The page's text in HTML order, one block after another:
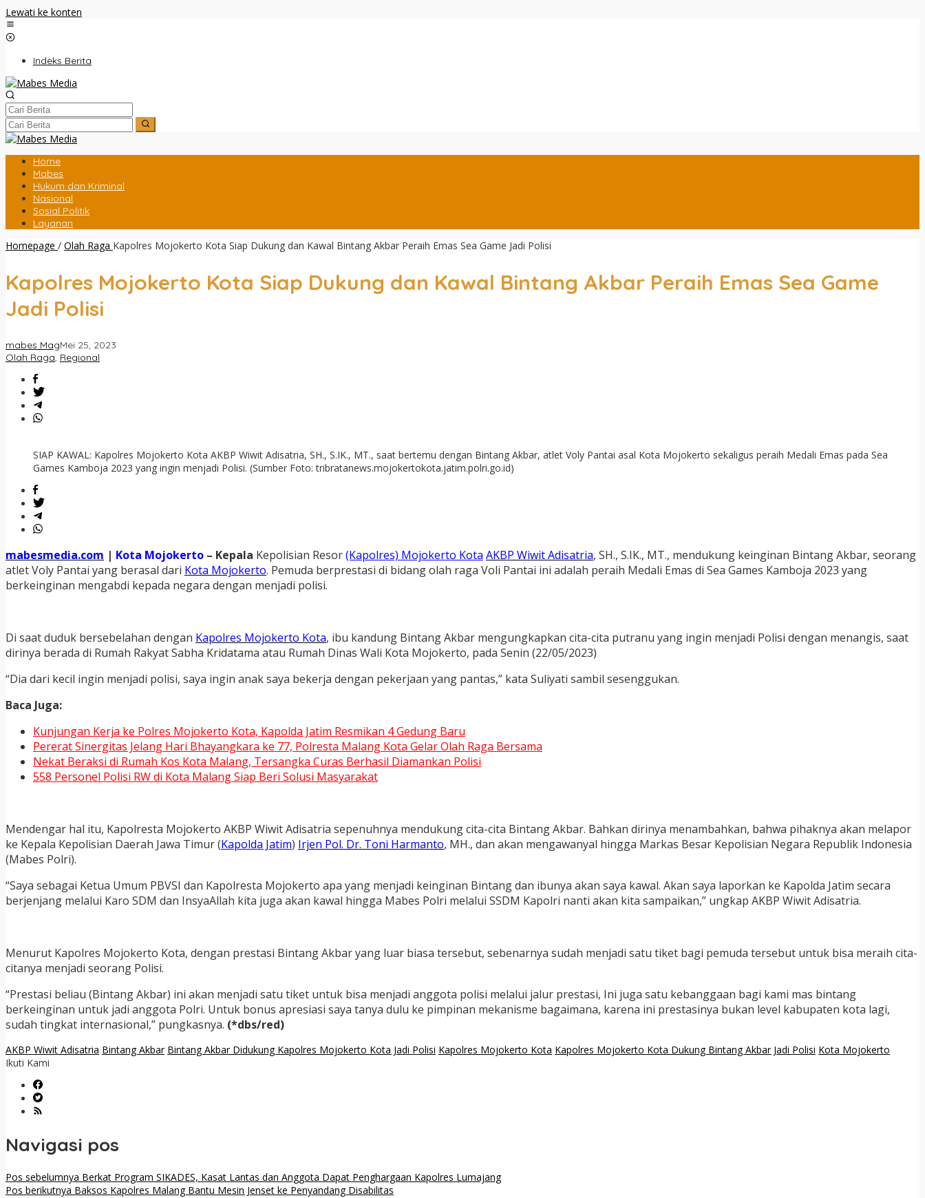
Lewati ke konten
Indeks Berita
Home
Mabes
Hukum dan Kriminal
Nasional
Sosial Politik
Layanan
Homepage / Olah Raga Kapolres Mojokerto Kota Siap Dukung dan Kawal Bintang Akbar Peraih Emas Sea Game Jadi Polisi
Kapolres Mojokerto Kota Siap Dukung dan Kawal Bintang Akbar Peraih Emas Sea Game
Jadi Polisi
mabes MagMei 25, 2023
Olah Raga, Regional
SIAP KAWAL: Kapolres Mojokerto Kota AKBP Wiwit Adisatria, SH., S.IK., MT., saat bertemu dengan Bintang Akbar, atlet Voly Pantai asal Kota Mojokerto sekaligus peraih Medali Emas pada Sea
Games Kamboja 2023 yang ingin menjadi Polisi. (Sumber Foto: tribratanews.mojokertokota.jatim.polri.go.id)
mabesmedia.com | Kota Mojokerto – Kepala Kepolisian Resor(Kapolres) Mojokerto Kota AKBP Wiwit Adisatria, SH., S.IK., MT., mendukung keinginan Bintang Akbar, seorang
atlet Voly Pantai yang berasal dari Kota Mojokerto. Pemuda berprestasi di bidang olah raga Voli Pantai ini adalah peraih Medali Emas di Sea Games Kamboja 2023 yang
berkeinginan mengabdi kepada negara dengan menjadi polisi.
Di saat duduk bersebelahan dengan Kapolres Mojokerto Kota, ibu kandung Bintang Akbar mengungkapkan cita-cita putranu yang ingin menjadi Polisi dengan menangis, saat
dirinya berada di Rumah Rakyat Sabha Kridatama atau Rumah Dinas Wali Kota Mojokerto, pada Senin (22/05/2023)
“Dia dari kecil ingin menjadi polisi, saya ingin anak saya bekerja dengan pekerjaan yang pantas,” kata Suliyati sambil sesenggukan.
Baca Juga:
Kunjungan Kerja ke Polres Mojokerto Kota, Kapolda Jatim Resmikan 4 Gedung Baru
Pererat Sinergitas Jelang Hari Bhayangkara ke 77, Polresta Malang Kota Gelar Olah Raga Bersama
Nekat Beraksi di Rumah Kos Kota Malang, Tersangka Curas Berhasil Diamankan Polisi
558 Personel Polisi RW di Kota Malang Siap Beri Solusi Masyarakat
Mendengar hal itu, Kapolresta Mojokerto AKBP Wiwit Adisatria sepenuhnya mendukung cita-cita Bintang Akbar. Bahkan dirinya menambahkan, bahwa pihaknya akan melapor
ke Kepala Kepolisian Daerah Jawa Timur (Kapolda Jatim) Irjen Pol. Dr. Toni Harmanto, MH., dan akan mengawanyal hingga Markas Besar Kepolisian Negara Republik Indonesia
(Mabes Polri).
“Saya sebagai Ketua Umum PBVSI dan Kapolresta Mojokerto apa yang menjadi keinginan Bintang dan ibunya akan saya kawal. Akan saya laporkan ke Kapolda Jatim secara
berjenjang melalui Karo SDM dan InsyaAllah kita juga akan kawal hingga Mabes Polri melalui SSDM Kapolri nanti akan kita sampaikan,” ungkap AKBP Wiwit Adisatria.
Menurut Kapolres Mojokerto Kota, dengan prestasi Bintang Akbar yang luar biasa tersebut, sebenarnya sudah menjadi satu tiket bagi pemuda tersebut untuk bisa meraih cita-
citanya menjadi seorang Polisi.
“Prestasi beliau (Bintang Akbar) ini akan menjadi satu tiket untuk bisa menjadi anggota polisi melalui jalur prestasi, Ini juga satu kebanggaan bagi kami mas bintang
berkeinginan untuk jadi anggota Polri. Untuk bonus apresiasi saya tanya dulu ke pimpinan mekanisme bagaimana, karena ini prestasinya bukan level kabupaten kota lagi,
sudah tingkat internasional,” pungkasnya. (*dbs/red)
AKBP Wiwit Adisatria Bintang Akbar Bintang Akbar Didukung Kapolres Mojokerto Kota Jadi Polisi Kapolres Mojokerto Kota Kapolres Mojokerto Kota Dukung Bintang Akbar Jadi Polisi Kota Mojokerto
Ikuti Kami
Navigasi pos
Pos sebelumnya Berkat Program SIKADES, Kasat Lantas dan Anggota Dapat Penghargaan Kapolres Lumajang
Pos berikutnya Baksos Kapolres Malang Bantu Mesin Jenset ke Penyandang Disabilitas